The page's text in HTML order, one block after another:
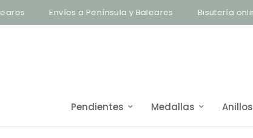
Envíos a Península y Baleares Bisutería online
Pendientes Medallas Anillos